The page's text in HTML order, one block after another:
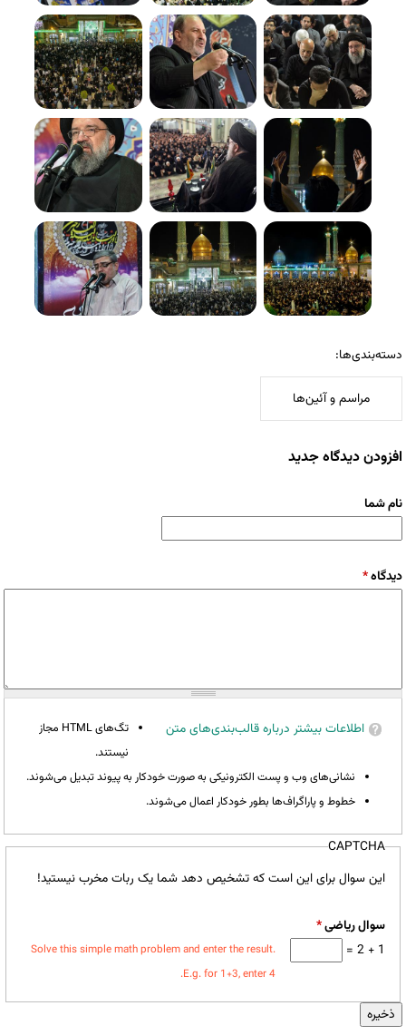
دسته‌بندی‌ها:
مراسم و آئین‌ها
افزودن دیدگاه جدید
نام شما
دیدگاه*
اطلاعات بیشتر درباره قالب‌بندی‌های متن
تگ‌های HTML مجاز
نیستند.
نشانی‌های وب و پست الکترونیکی به صورت خودکار به پیوند تبدیل می‌شوند.
خطوط و پاراگراف‌ها بطور خودکار اعمال می‌شوند.
CAPTCHA
این سوال برای این است که تشخیص دهد شما یک ربات مخرب نیستید!
سوال ریاضی*
1 + 2 =
Solve this simple math problem and enter the result.
E.g. for 1+3, enter 4.